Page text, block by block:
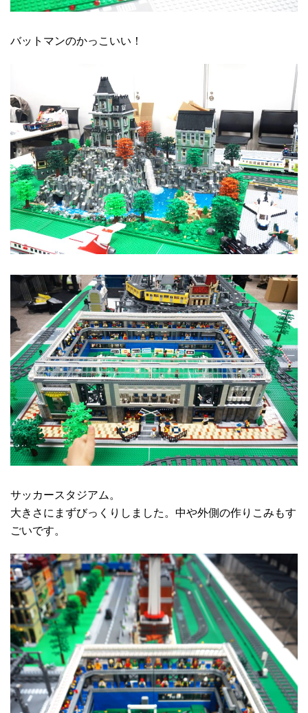
バットマンのかっこいい！
サッカースタジアム。
大きさにまずびっくりしました。中や外側の作りこみもす
ごいです。